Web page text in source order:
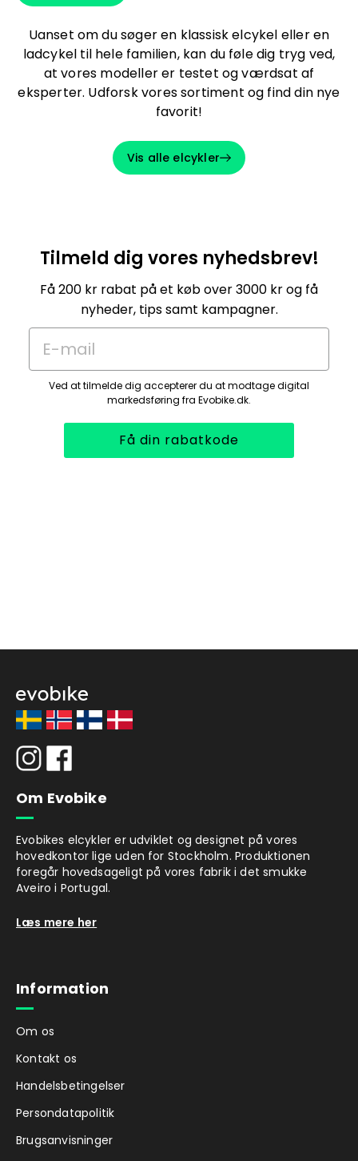
Uanset om du søger en klassisk elcykel eller en
ladcykel til hele familien, kan du føle dig tryg ved,
at vores modeller er testet og værdsat af
eksperter. Udforsk vores sortiment og find din nye
favorit!
Vis alle elcykler
Tilmeld dig vores nyhedsbrev!
Få 200 kr rabat på et køb over 3000 kr og få
nyheder, tips samt kampagner.
E-mail
Ved at tilmelde dig accepterer du at modtage digital
markedsføring fra Evobike.dk.
Få din rabatkode
Om Evobike
Evobikes elcykler er udviklet og designet på vores
hovedkontor lige uden for Stockholm. Produktionen
foregår hovedsageligt på vores fabrik i det smukke
Aveiro i Portugal.
Læs mere her
Information
Om os
Kontakt os
Handelsbetingelser
Persondatapolitik
Brugsanvisninger